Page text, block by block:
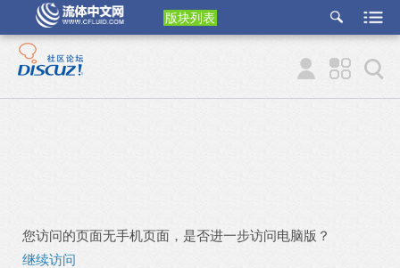
版块列表
etu
p
您访问的页面无手机页面，是否进一步访问电脑版？
继续访问